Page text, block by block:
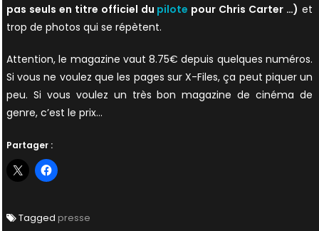
pas seuls en titre officiel du pilote pour Chris Carter …) et
trop de photos qui se répètent.
Attention, le magazine vaut 8.75€ depuis quelques numéros.
Si vous ne voulez que les pages sur X-Files, ça peut piquer un
peu. Si vous voulez un très bon magazine de cinéma de
genre, c’est le prix…
Partager :
Tagged presse